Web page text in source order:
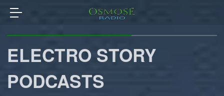
ELECTRO STORY
PODCASTS